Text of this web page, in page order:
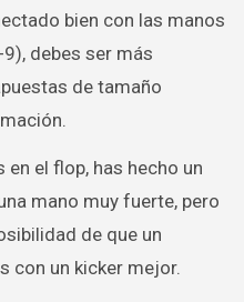
bien con las manos
debes ser más
de tamaño
en el flop, has hecho un
mano muy fuerte, pero
de que un
con un kicker mejor.